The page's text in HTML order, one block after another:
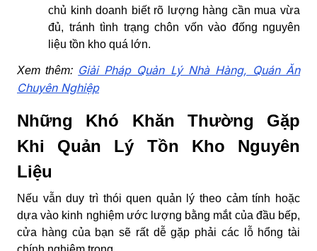
chủ kinh doanh biết rõ lượng hàng cần mua vừa
đủ, tránh tình trạng chôn vốn vào đống nguyên
liệu tồn kho quá lớn.
Xem thêm: Giải Pháp Quản Lý Nhà Hàng, Quán Ăn
Chuyên Nghiệp
Những Khó Khăn Thường Gặp
Khi Quản Lý Tồn Kho Nguyên
Liệu
Nếu vẫn duy trì thói quen quản lý theo cảm tính hoặc
dựa vào kinh nghiệm ước lượng bằng mắt của đầu bếp,
cửa hàng của bạn sẽ rất dễ gặp phải các lỗ hổng tài